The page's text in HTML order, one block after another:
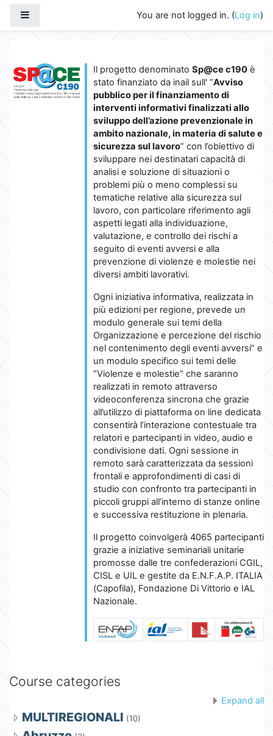
You are not logged in. (Log in)
Il progetto denominato Sp@ce c190 è
stato finanziato da inail sull' “Avviso
pubblico per il finanziamento di
interventi informativi finalizzati allo
sviluppo dell’azione prevenzionale in
ambito nazionale, in materia di salute e
sicurezza sul lavoro” con l’obiettivo di
sviluppare nei destinatari capacità di
analisi e soluzione di situazioni o
problemi più o meno complessi su
tematiche relative alla sicurezza sul
lavoro, con particolare riferimento agli
aspetti legati alla individuazione,
valutazione, e controllo dei rischi a
seguito di eventi avversi e alla
prevenzione di violenze e molestie nei
diversi ambiti lavorativi.
Ogni iniziativa informativa, realizzata in
più edizioni per regione, prevede un
modulo generale sui temi della
Organizzazione e percezione del rischio
nel contenimento degli eventi avversi” e
un modulo specifico sui temi delle
“Violenze e molestie” che saranno
realizzati in remoto attraverso
videoconferenza sincrona che grazie
all’utilizzo di piattaforma on line dedicata
consentirà l’interazione contestuale tra
relatori e partecipanti in video, audio e
condivisione dati. Ogni sessione in
remoto sarà caratterizzata da sessioni
frontali e approfondimenti di casi di
studio con confronto tra partecipanti in
piccoli gruppi all’interno di stanze online
e successiva restituzione in plenaria.
Il progetto coinvolgerà 4065 partecipanti
grazie a iniziative seminariali unitarie
promosse dalle tre confederazioni CGIL,
CISL e UIL e gestite da E.N.F.A.P. ITALIA
(Capofila), Fondazione Di Vittorio e IAL
Nazionale.
Course categories
Expand all
MULTIREGIONALI (10)